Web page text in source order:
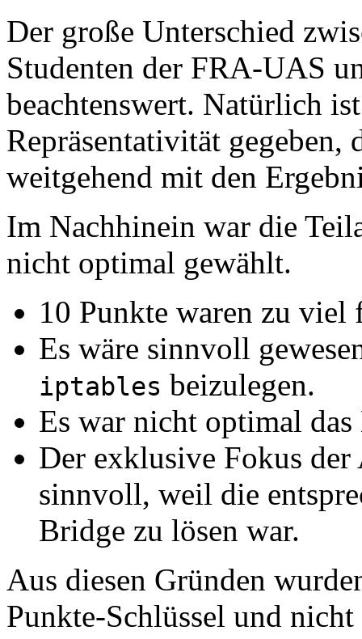
Der große Unterschied
Studenten der FRA-UAS
beachtenswert. Natürlich
Repräsentativität gegeben,
weitgehend mit den
Im Nachhinein war die
nicht optimal gewählt.
10 Punkte waren zu viel
Es wäre sinnvoll
iptables beizulegen.
Es war nicht optimal
Der exklusive Fokus
sinnvoll, weil die
Bridge zu lösen war.
Aus diesen Gründen
Punkte-Schlüssel und